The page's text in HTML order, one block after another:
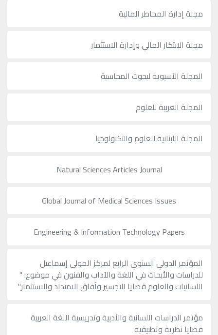
مجلة إدارة المخاطر المالية
مجلة الابتكار المالي وإدارة الاستثمار
المجلة الآسيوية لبحوث المحاسبة
المجلة العربية للعلوم
المجلة اللبنانية للعلوم والتكنولوجيا
Natural Sciences Articles Journal
Global Journal of Medical Sciences Issues
Engineering & Information Technology Papers
المؤتمر الدولي السنوي الرابع لمركز المولى إسماعيل
للدراسات والأبحاث في اللغة والآداب والفنون في موضوع: "
اللسانيات والعلوم قضايا التجسير وآفاق الامتداد والاستثمار"
مؤتمر الدراسات اللسانية والأدبية وتدريسية اللغة العربية
قضايا نظرية وتطبيقية